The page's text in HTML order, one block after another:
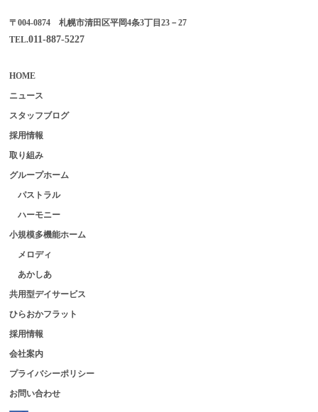
〒004-0874 札幌市清田区平岡4条3丁目23－27
TEL.011-887-5227
HOME
ニュース
スタッフブログ
採用情報
取り組み
グループホーム
パストラル
ハーモニー
小規模多機能ホーム
メロディ
あかしあ
共用型デイサービス
ひらおかフラット
採用情報
会社案内
プライバシーポリシー
お問い合わせ